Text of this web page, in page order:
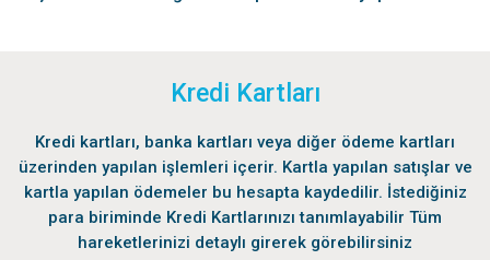
Kredi Kartları
Kredi kartları, banka kartları veya diğer ödeme kartları
üzerinden yapılan işlemleri içerir. Kartla yapılan satışlar ve
kartla yapılan ödemeler bu hesapta kaydedilir. İstediğiniz
para biriminde Kredi Kartlarınızı tanımlayabilir Tüm
hareketlerinizi detaylı girerek görebilirsiniz